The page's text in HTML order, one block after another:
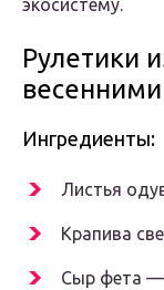
экосистему.
Рулетики
Ингредиенты:
Листья
Крапива
Сыр фета —